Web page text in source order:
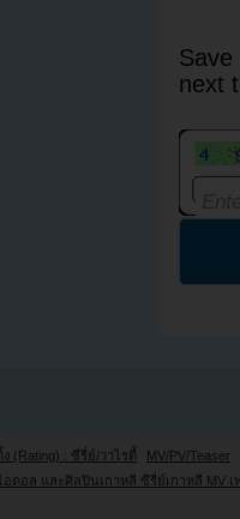
next
ง (Rating) : ซีรี่ย์/วาไรตี้
MV/PV/Teaser
อดอล และศิลปินเกาหลี ซีรี่ย์เกาหลี MV